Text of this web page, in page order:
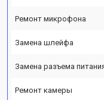
Ремонт микрофона
Замена шлейфа
Замена разъема
Ремонт камеры